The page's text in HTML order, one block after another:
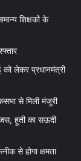
शिक्षकों के
को लेकर प्रधानमंत्री
से मिली मंजूरी
हूती का सऊदी
से होगा क्षमता